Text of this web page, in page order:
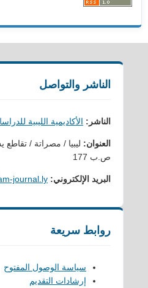
الناشر والتواصل
الناشر: الأكاديمية الليبية
العنوان: ليبيا / مصراتة / تقاطع
ص.ب 177
البريد الإلكتروني: journal.ly
روابط سريعة
سياسة الوصول المفتوح
إرشادات التقديم